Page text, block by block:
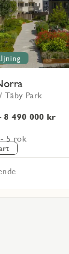
Täby Park
8 490 000 kr
5 rok